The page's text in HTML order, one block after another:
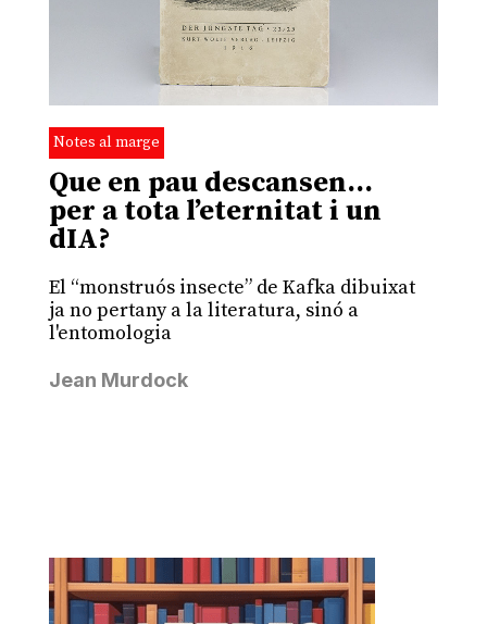
Notes al marge
Que en pau descansen…
per a tota l’eternitat i un
dIA?
El “monstruós insecte” de Kafka dibuixat
ja no pertany a la literatura, sinó a
l'entomologia
Jean Murdock